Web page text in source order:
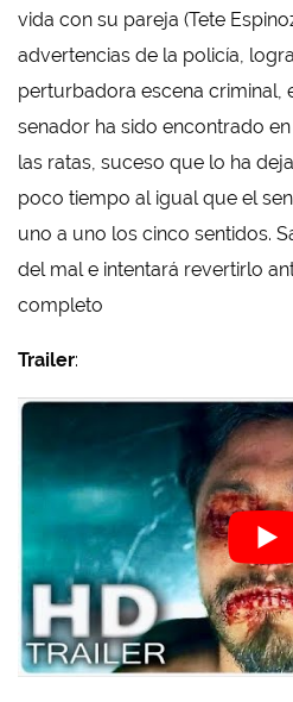
vida con su pareja (Tete
advertencias de la policía,
perturbadora escena criminal,
senador ha sido encontrado
las ratas, suceso que lo ha
poco tiempo al igual que el
uno a uno los cinco sentidos.
del mal e intentará revertirlo
completo
Trailer: